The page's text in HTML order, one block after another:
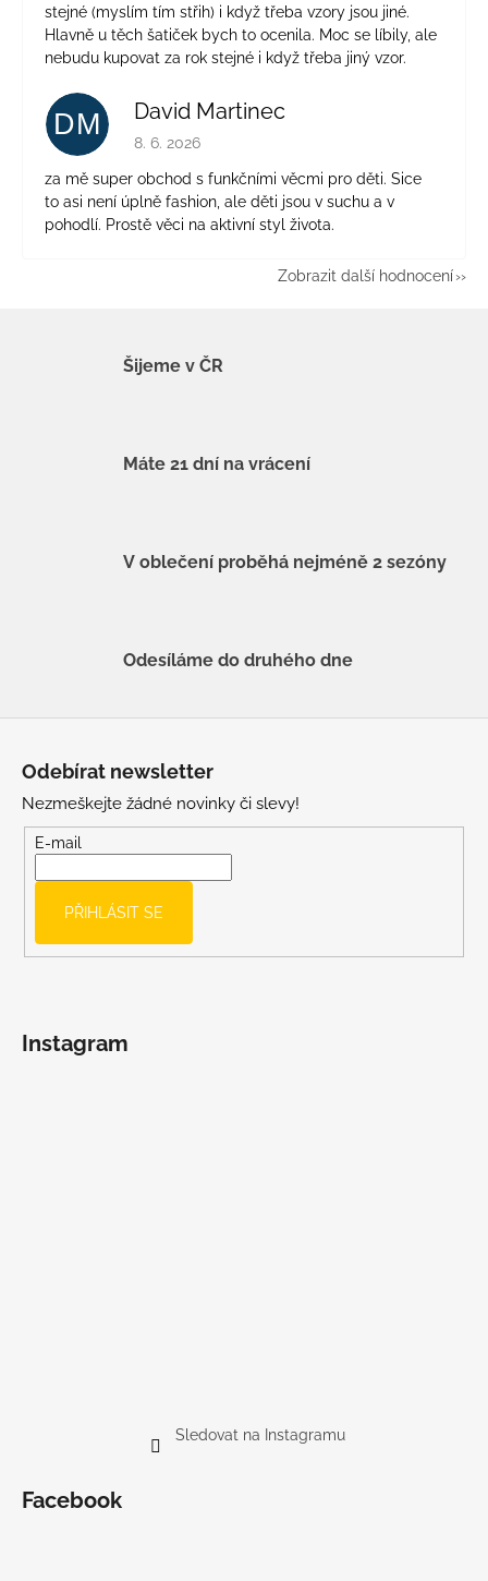
stejné (myslím tím střih) i když třeba vzory jsou jiné.
Hlavně u těch šatiček bych to ocenila. Moc se líbily, ale
nebudu kupovat za rok stejné i když třeba jiný vzor.
DM David Martinec
Hodnocení obchodu je 5 z 5 hvězdiček.
8. 6. 2026
za mě super obchod s funkčními věcmi pro děti. Sice
to asi není úplně fashion, ale děti jsou v suchu a v
pohodlí. Prostě věci na aktivní styl života.
Zobrazit další hodnocení
Šijeme v ČR
Máte 21 dní na vrácení
V oblečení proběhá nejméně 2 sezóny
Odesíláme do druhého dne
Odebírat newsletter
Nezmeškejte žádné novinky či slevy!
E-mail
PŘIHLÁSIT SE
Instagram
Sledovat na Instagramu
Facebook